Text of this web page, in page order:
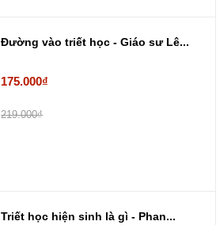
Đường vào triết học - Giáo sư Lê...
175.000₫
219.000₫
Triết học hiện sinh là gì - Phan...